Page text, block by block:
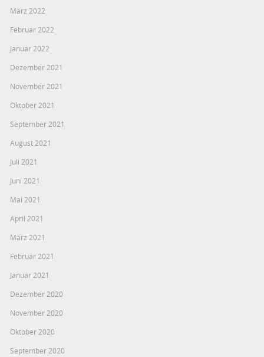
März 2022
Februar 2022
Januar 2022
Dezember 2021
November 2021
Oktober 2021
September 2021
August 2021
Juli 2021
Juni 2021
Mai 2021
April 2021
März 2021
Februar 2021
Januar 2021
Dezember 2020
November 2020
Oktober 2020
September 2020